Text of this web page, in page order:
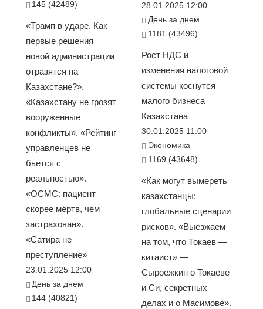
145 (42489)
«Трамп в ударе. Как
первые решения
новой администрации
отразятся на
Казахстане?».
«Казахстану не грозят
вооруженные
конфликты». «Рейтинг
управленцев не
бьется с
реальностью».
«ОСМС: пациент
скорее мёртв, чем
застрахован».
«Сатира не
преступление»
23.01.2025 12:00
День за днем
144 (40821)
28.01.2025 12:00
День за днем
1181 (43496)
Рост НДС и
изменения налоговой
системы коснутся
малого бизнеса
Казахстана
30.01.2025 11:00
Экономика
1169 (43648)
«Как могут вымереть
казахстанцы:
глобальные сценарии
рисков». «Выезжаем
на том, что Токаев —
китаист» —
Сыроежкин о Токаеве
и Си, секретных
делах и о Масимове».